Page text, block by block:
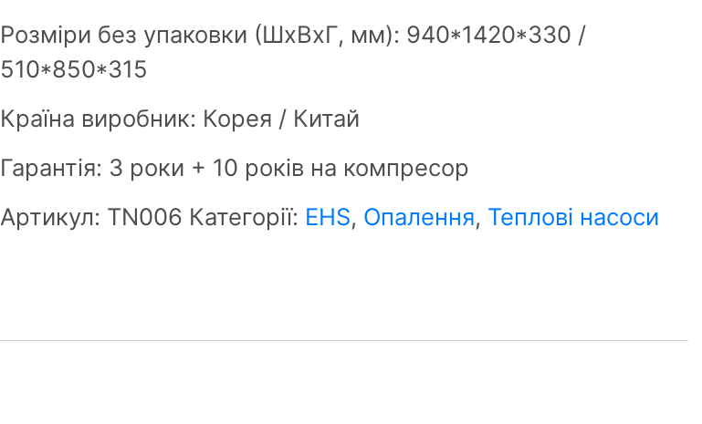
Розміри без упаковки (ШxВxГ, мм): 940*1420*330 /
510*850*315
Країна виробник: Корея / Китай
Гарантія: 3 роки + 10 років на компресор
Артикул: ТN006 Категорії: EHS, Опалення, Теплові насоси